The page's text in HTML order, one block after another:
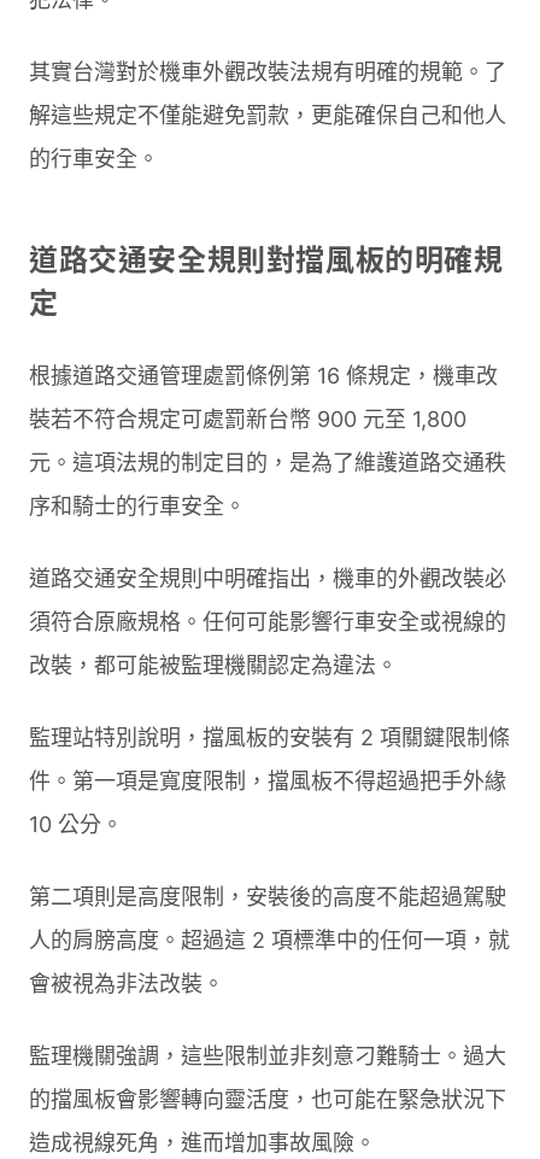
其實台灣對於機車外觀改裝法規有明確的規範。了
解這些規定不僅能避免罰款，更能確保自己和他人
的行車安全。
道路交通安全規則對擋風板的明確規
定
根據道路交通管理處罰條例第 16 條規定，機車改
裝若不符合規定可處罰新台幣 900 元至 1,800
元。這項法規的制定目的，是為了維護道路交通秩
序和騎士的行車安全。
道路交通安全規則中明確指出，機車的外觀改裝必
須符合原廠規格。任何可能影響行車安全或視線的
改裝，都可能被監理機關認定為違法。
監理站特別說明，擋風板的安裝有 2 項關鍵限制條
件。第一項是寬度限制，擋風板不得超過把手外緣
10 公分。
第二項則是高度限制，安裝後的高度不能超過駕駛
人的肩膀高度。超過這 2 項標準中的任何一項，就
會被視為非法改裝。
監理機關強調，這些限制並非刻意刁難騎士。過大
的擋風板會影響轉向靈活度，也可能在緊急狀況下
造成視線死角，進而增加事故風險。